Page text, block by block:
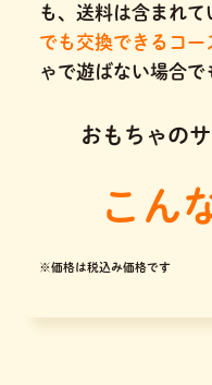
も、送料は含まれて
でも交換できるコー
ゃで遊ばない場合で
おもちゃの
こん
※価格は税込み価格です